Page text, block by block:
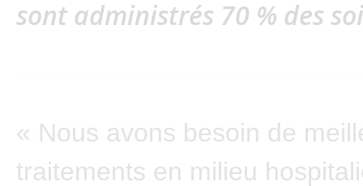
sont administrés 70 % des
« Nous avons besoin de
traitements en milieu